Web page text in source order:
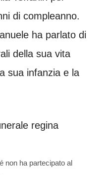
di compleanno.
ha parlato di
della sua vita
sua infanzia e la
non ha partecipato al